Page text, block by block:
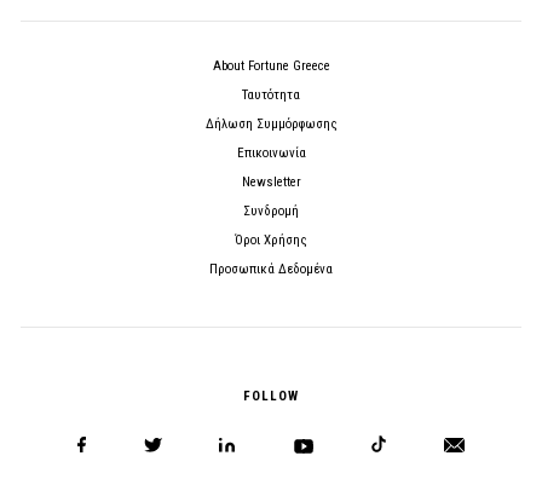
About Fortune Greece
Ταυτότητα
Δήλωση Συμμόρφωσης
Επικοινωνία
Newsletter
Συνδρομή
Όροι Χρήσης
Προσωπικά Δεδομένα
FOLLOW